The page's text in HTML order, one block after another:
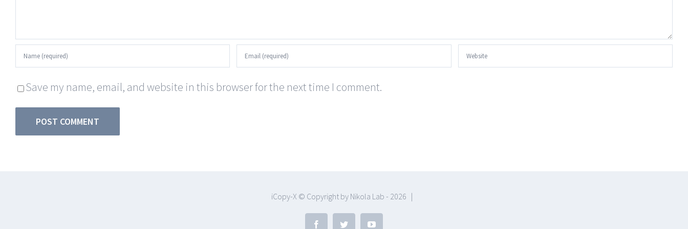
Save my name, email, and website in this browser for the next time I comment.
iCopy-X © Copyright by Nikola Lab - 2026 |
FacebookTwitter YouTube